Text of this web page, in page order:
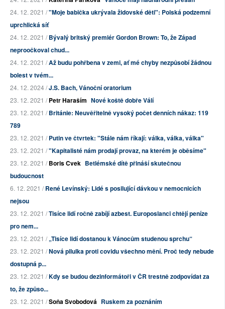
24. 12. 2021 /"Moje babička ukrývala židovské děti": Polská podzemní
uprchlická síť
24. 12. 2021 /Bývalý britský premiér Gordon Brown: To, že Západ
neproočkoval chud...
24. 12. 2021 /Až budu pohřbena v zemi, ať mé chyby nezpůsobí žádnou
bolest v tvém...
24. 12. 2024 /J.S. Bach, Vánoční oratorium
23. 12. 2021 /Petr Haraším Nové koště dobře Válí
23. 12. 2021 /Británie: Neuvěřitelně vysoký počet denních nákaz: 119
789
23. 12. 2021 /Putin ve čtvrtek: "Stále nám říkají: válka, válka, válka"
23. 12. 2021 /"Kapitalisté nám prodají provaz, na kterém je oběsíme"
23. 12. 2021 /Boris Cvek Betlémské dítě přináší skutečnou
budoucnost
6. 12. 2021 /René Levínský: Lidé s posilující dávkou v nemocnicích
nejsou
23. 12. 2021 /Tisíce lidí ročně zabíjí azbest. Europoslanci chtějí peníze
pro nem...
23. 12. 2021 /„Tisíce lidí dostanou k Vánocům studenou sprchu“
23. 12. 2021 /Nová pilulka proti covidu všechno mění. Proč tedy nebude
dostupná p...
23. 12. 2021 /Kdy se budou dezinformátoři v ČR trestně zodpovídat za
to, že způso...
23. 12. 2021 /Soňa Svobodová Ruskem za poznáním